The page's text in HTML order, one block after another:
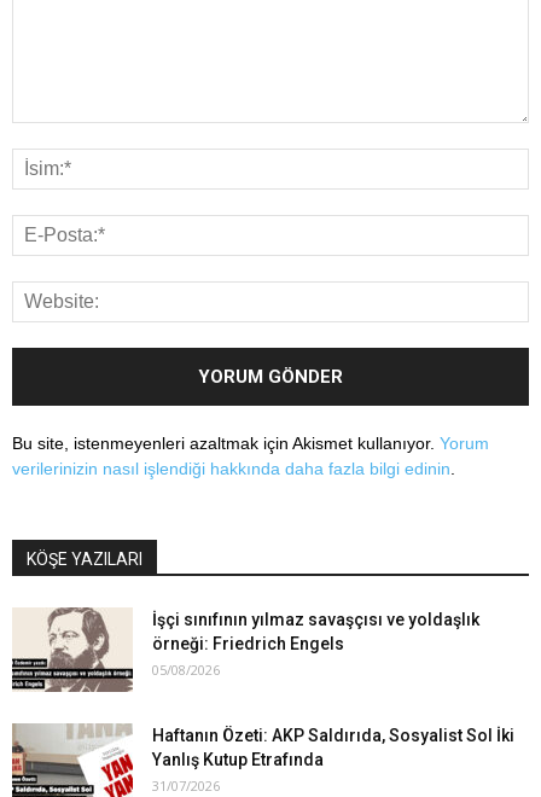
Bu site, istenmeyenleri azaltmak için Akismet kullanıyor. Yorum
verilerinizin nasıl işlendiği hakkında daha fazla bilgi edinin.
KÖŞE YAZILARI
İşçi sınıfının yılmaz savaşçısı ve yoldaşlık
örneği: Friedrich Engels
05/08/2026
Haftanın Özeti: AKP Saldırıda, Sosyalist Sol İki
Yanlış Kutup Etrafında
31/07/2026